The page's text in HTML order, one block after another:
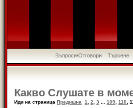
Въпроси/Отговори Търсене
Какво Слушате в
Иди на страница Предишна 1 2 3 109 110